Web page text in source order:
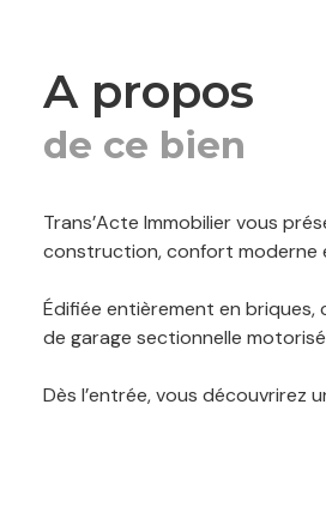
a propos
de ce bien
Trans’Acte Immobilier vous
construction, confort moderne
Édifiée entièrement en
de garage sectionnelle
Dès l’entrée, vous découvrirez
Le rez-de-chaussée dispose